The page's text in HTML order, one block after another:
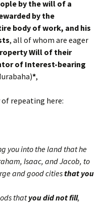
by the will of a
by the
body of work, and his
, all of whom are eager
Will of their
of Interest-bearing
*,
repeating here:
you into the land that he
Isaac, and Jacob, to
and good citiesthat you
thatyou did not fill,